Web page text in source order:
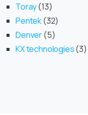
Toray 13
Pentek 32
Denver 5
KX technologies 3